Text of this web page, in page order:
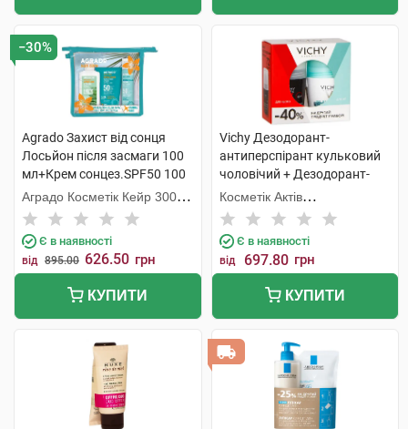
−30%
Agrado Захист від сонця
Лосьйон після засмаги 100
мл+Крем сонцез.SPF50 100
мл+Міст SPF50 75
мл+косметичка 1 набір
Аградо Косметік Кейр 3000
С.Л.У.
Є в наявності
від 895.00 626.50 грн
КУПИТИ
Vichy Дезодорант-
антиперспірант кульковий
чоловічий + Дезодорант-
антипреспірант кульковий
жіночий 48 годин 1 набір
Косметік Актів
Інтернаціональ
Є в наявності
від 697.80 грн
КУПИТИ